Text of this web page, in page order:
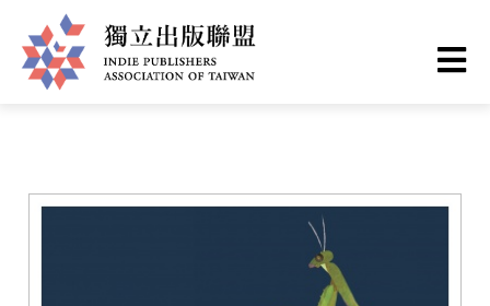
至
主
立
您
裡
首頁 ❯ 書籍一覽